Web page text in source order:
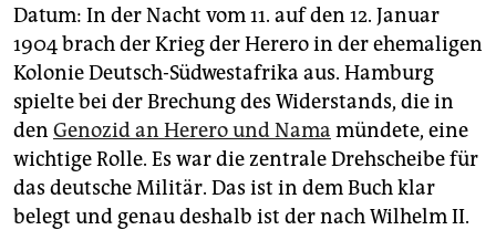
Datum: In der Nacht vom 11. auf den 12. Januar
1904 brach der Krieg der Herero in der ehemaligen
Kolonie Deutsch-Südwestafrika aus. Hamburg
spielte bei der Brechung des Widerstands, die in
den Genozid an Herero und Nama mündete, eine
wichtige Rolle. Es war die zentrale Drehscheibe für
das deutsche Militär. Das ist in dem Buch klar
belegt und genau deshalb ist der nach Wilhelm II.